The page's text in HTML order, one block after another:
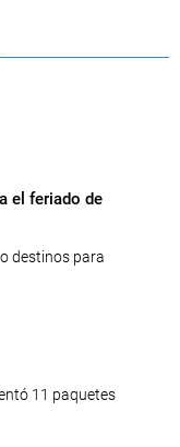
el feriado de
destinos para
11 paquetes